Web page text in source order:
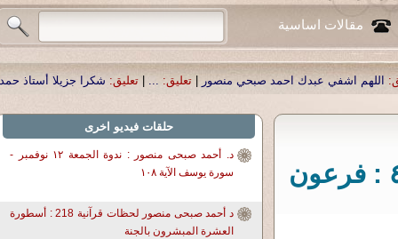
مقالات اساسية
صبحي منصور |تعليق: ...
| تعليق: شكرا جزيلا أستاذ حمد الحمد .أكرمكم الله . |
د. أحمد صبحى منصور: لحظات قرآنية ٤٣٠ : فرعون
حلقات فيديو اخرى
د. أحمد صبحى منصور : ندوة الجمعة ١٢ نوفمبر -
سورة يوسف الآية ١٠٨
د أحمد صبحى منصور لحظات قرآنية 218 : أسطورة
العشرة المبشرون بالجنة